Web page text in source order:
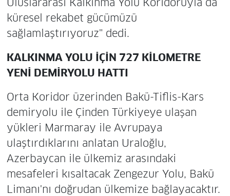
küresel rekabet gücümüzü
sağlamlaştırıyoruz" dedi.
KALKINMA YOLU İÇİN 727 KİLOMETRE
YENİ DEMİRYOLU HATTI
Orta Koridor üzerinden Bakü-Tiflis-Kars
demiryolu ile Çinden Türkiyeye ulaşan
yükleri Marmaray ile Avrupaya
ulaştırdıklarını anlatan Uraloğlu,
Azerbaycan ile ülkemiz arasındaki
mesafeleri kısaltacak Zengezur Yolu, Bakü
Limanı'nı doğrudan ülkemize bağlayacaktır.